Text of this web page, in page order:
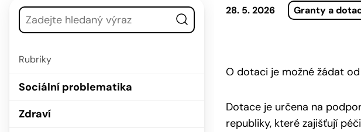
Rubriky
Sociální problematika
Zdraví
28. 5. 2026 Granty a
O dotaci je možné žádat
Dotace je určena na
republiky, které zajišťují